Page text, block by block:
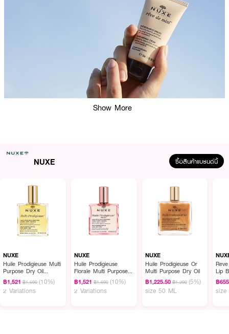
ผลลัพธ์ที่ได้ :
NUXE Reve De Miel Hand And Nail Cream
ผลิตภัณฑ์บำรุงมือและเล็บ
Reve De Miel Hand And Nail Cream จากแบรนด์ NUXE เป็นครีมบำรุงมือ
และเล็บ ช่วยซ่อมแซมมือที่แห้งและแตก พร้อมปกป้องผิวจากริ้วรอยก่อนวัย ทำให้
• เหมาะกับผิวแห้ง
• ช่วยต่อต้านและลดริ้วรอย
• เพิ่มความชุ่มชื้น
Show More
NUXE ซื้อสินค้าแบรนด์นี้
NUXE
Huile Prodigieuse Multi
Purpose Dry Oil
(Face,Body,Hair)
฿1,521 ฿1,690 (10%)
2 Variations
NUXE
Huile Prodigieuse
Florale Multi Purpose
Dry Oil
(Face,Body,Hair)
฿1,521 ฿1,690 (10%)
2 Variations
NUXE
Huile Prodigieuse Or
Multi Purpose Dry Oil
฿1,225.50 ฿1,290 (5%)
size 50 ML
Lip
฿
size